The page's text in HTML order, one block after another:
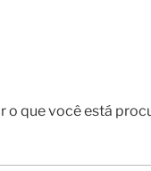
o que você está